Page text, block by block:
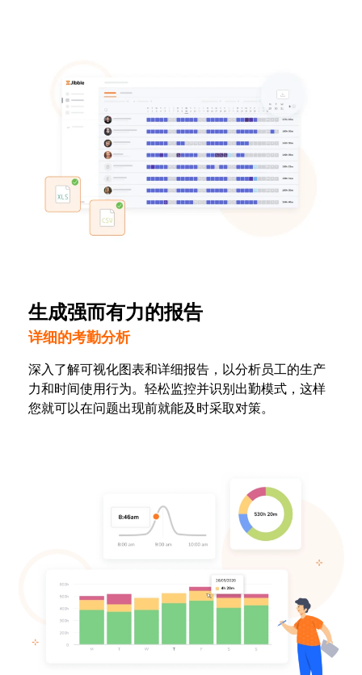
生成强而有力的报告
详细的考勤分析
深入了解可视化图表和详细报告，以分析员工的生产
力和时间使用行为。轻松监控并识别出勤模式，这样
您就可以在问题出现前就能及时采取对策。